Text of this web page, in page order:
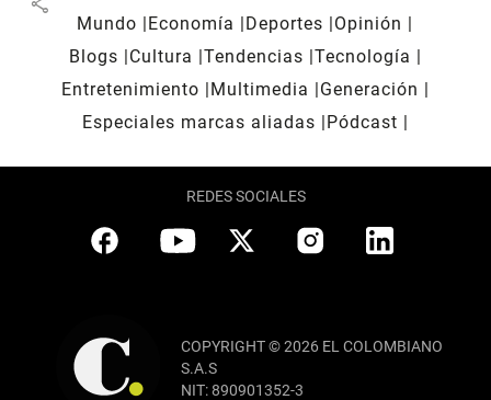
Mundo Economía Deportes
Opinión
Blogs
Cultura Tendencias Tecnología
Entretenimiento
Multimedia
Generación
Especiales marcas aliadas
Pódcast
REDES SOCIALES
COPYRIGHT © 2026 EL COLOMBIANO
S.A.S
NIT: 890901352-3